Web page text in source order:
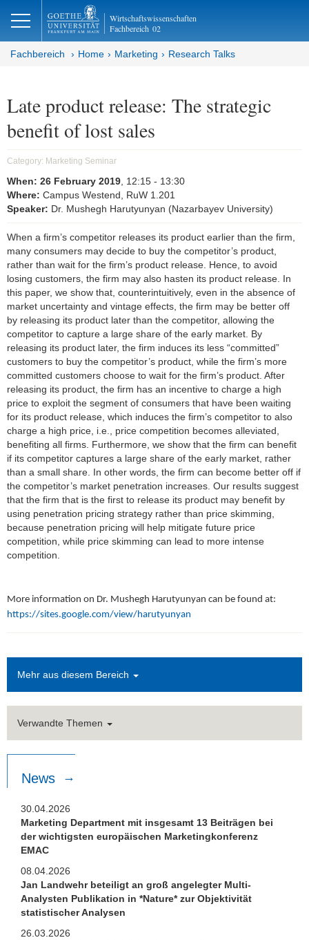
Wirtschaftswissenschaften
Fachbereich 02
Fachbereich Home Marketing Research Talks
Late product release: The strategic
benefit of lost sales
Category: Marketing Seminar
When: 26 February 2019 , 12:15 - 13:30
Where: Campus Westend, RuW 1.201
Speaker: Dr. Mushegh Harutyunyan (Nazarbayev University)
When a firm’s competitor releases its product earlier than the firm,
many consumers may decide to buy the competitor’s product,
rather than wait for the firm’s product release. Hence, to avoid
losing customers, the firm may also hasten its product release. In
this paper, we show that, counterintuitively, even in the absence of
market uncertainty and vintage effects, the firm may be better off
by releasing its product later than the competitor, allowing the
competitor to capture a large share of the early market. By
releasing its product later, the firm induces its less “committed”
customers to buy the competitor’s product, while the firm’s more
committed customers choose to wait for the firm’s product. After
releasing its product, the firm has an incentive to charge a high
price to exploit the segment of consumers that have been waiting
for its product release, which induces the firm’s competitor to also
charge a high price, i.e., price competition becomes alleviated,
benefiting all firms. Furthermore, we show that the firm can benefit
if its competitor captures a large share of the early market, rather
than a small share. In other words, the firm can become better off if
the competitor’s market penetration increases. Our results suggest
that the firm that is the first to release its product may benefit by
using penetration pricing strategy rather than price skimming,
because penetration pricing will help mitigate future price
competition, while price skimming can lead to more intense
competition.
More information on Dr. Mushegh Harutyunyan can be found at:
https://sites.google.com/view/harutyunyan
Mehr aus diesem Bereich
Verwandte Themen
News
30.04.2026
Marketing Department mit insgesamt 13 Beiträgen bei
der wichtigsten europäischen Marketingkonferenz
EMAC
08.04.2026
Jan Landwehr beteiligt an groß angelegter Multi-
Analysten Publikation in *Nature* zur Objektivität
statistischer Analysen
26.03.2026